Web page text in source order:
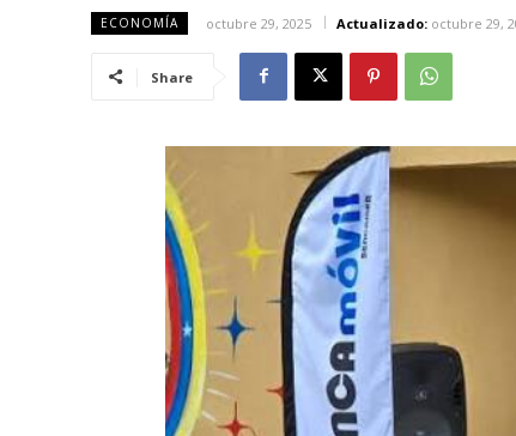
ECONOMÍA octubre 29, 2025 Actualizado: octubre 29,
Share